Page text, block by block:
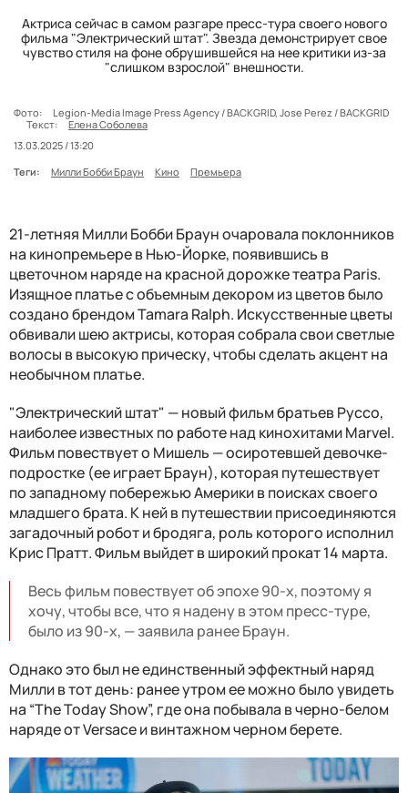
Актриса сейчас в самом разгаре пресс-тура своего нового
фильма "Электрический штат". Звезда демонстрирует свое
чувство стиля на фоне обрушившейся на нее критики из-за
"слишком взрослой" внешности.
Фото:
Legion-Media Image Press Agency / BACKGRID, Jose Perez / BACKGRID
Текст:
Елена Соболева
13.03.2025 / 13:20
Теги:
Милли Бобби Браун Кино Премьера
21-летняя Милли Бобби Браун очаровала поклонников
на кинопремьере в Нью-Йорке, появившись в
цветочном наряде на красной дорожке театра Paris.
Изящное платье с объемным декором из цветов было
создано брендом Tamara Ralph. Искусственные цветы
обвивали шею актрисы, которая собрала свои светлые
волосы в высокую прическу, чтобы сделать акцент на
необычном платье.
"Электрический штат" — новый фильм братьев Руссо,
наиболее известных по работе над кинохитами Marvel.
Фильм повествует о Мишель — осиротевшей девочке-
подростке (ее играет Браун), которая путешествует
по западному побережью Америки в поисках своего
младшего брата. К ней в путешествии присоединяются
загадочный робот и бродяга, роль которого исполнил
Крис Пратт. Фильм выйдет в широкий прокат 14 марта.
Весь фильм повествует об эпохе 90-х, поэтому я
хочу, чтобы все, что я надену в этом пресс-туре,
было из 90-х, — заявила ранее Браун.
Однако это был не единственный эффектный наряд
Милли в тот день: ранее утром ее можно было увидеть
на “The Today Show”, где она побывала в черно-белом
наряде от Versace и винтажном черном берете.